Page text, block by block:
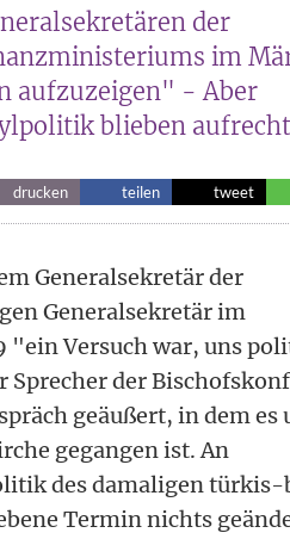
der
im
aufzuzeigen" - Aber
blieben aufrecht
drucken teilen tweet
Generalsekretär der
Generalsekretär im
Versuch war, uns
Sprecher der
geäußert, in dem es
gegangen ist. An
des damaligen türkis-
Termin nichts